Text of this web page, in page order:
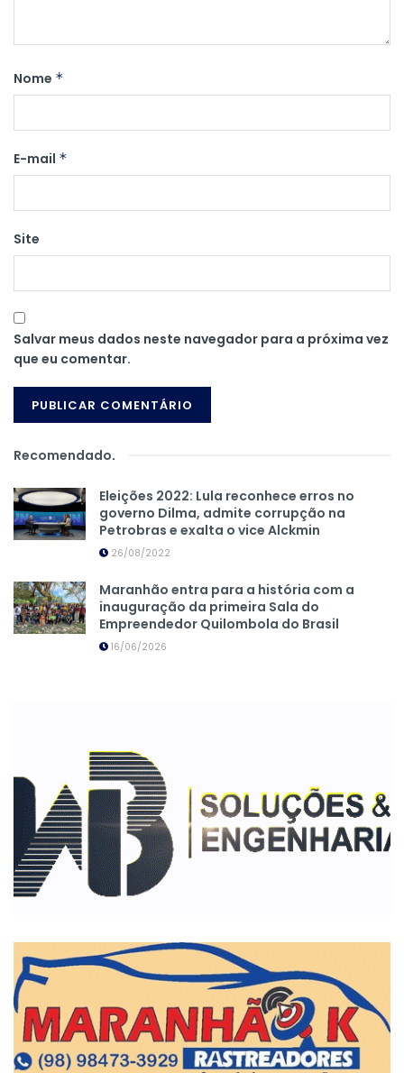
Nome *
E-mail *
Site
Salvar meus dados neste navegador para a próxima vez
que eu comentar.
Recomendado.
Eleições 2022: Lula reconhece erros no
governo Dilma, admite corrupção na
Petrobras e exalta o vice Alckmin
26/08/2022
Maranhão entra para a história com a
inauguração da primeira Sala do
Empreendedor Quilombola do Brasil
16/06/2026